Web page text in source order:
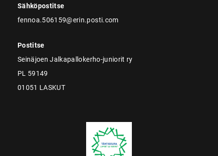
Sähköpostitse
fennoa.506159@erin.posti.com
Postitse
Seinäjoen Jalkapallokerho-juniorit ry
PL 59149
01051 LASKUT